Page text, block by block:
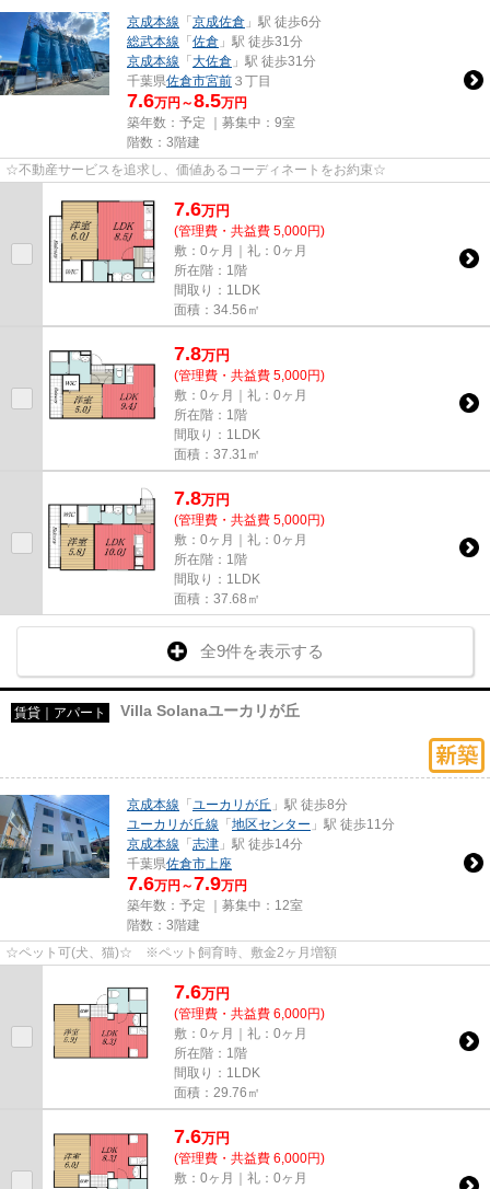
京成本線 「 京成佐倉 」駅 徒歩6分
総武本線 「 佐倉 」駅 徒歩31分
京成本線 「 大佐倉 」駅 徒歩31分
千葉県佐倉市宮前 ３丁目
7.6万円～8.5万円
築年数：予定 ｜募集中： 9室
階数：3階建
☆不動産サービスを追求し、価値あるコーディネートをお約束☆
7.6万円
(管理費・共益費 5,000円)
敷：0ヶ月｜礼：0ヶ月
所在階：1階
間取り：1LDK
面積：34.56㎡
7.8万円
(管理費・共益費 5,000円)
敷：0ヶ月｜礼：0ヶ月
所在階：1階
間取り：1LDK
面積：37.31㎡
7.8万円
(管理費・共益費 5,000円)
敷：0ヶ月｜礼：0ヶ月
所在階：1階
間取り：1LDK
面積：37.68㎡
全9件を表示する
賃貸｜アパート Villa Solanaユーカリが丘
京成本線 「 ユーカリが丘 」駅 徒歩8分
ユーカリが丘線 「 地区センター 」駅 徒歩11分
京成本線 「 志津 」駅 徒歩14分
千葉県佐倉市上座
7.6万円～7.9万円
築年数：予定 ｜募集中： 12室
階数：3階建
☆ペット可(犬、猫)☆ ※ペット飼育時、敷金2ヶ月増額
7.6万円
(管理費・共益費 6,000円)
敷：0ヶ月｜礼：0ヶ月
所在階：1階
間取り：1LDK
面積：29.76㎡
7.6万円
(管理費・共益費 6,000円)
敷：0ヶ月｜礼：0ヶ月